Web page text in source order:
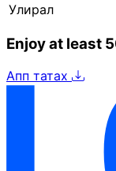
Улирал
Enjoy at least
Апп татах